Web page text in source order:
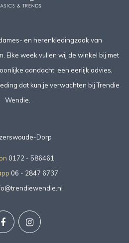
en herenkledingzaak van
Elke week vullen wij de winkel bij met
aandacht, een eerlijk advies,
dat kun je verwachten bij Trendie
Wendie.
Dorp
0172 - 586461
06 - 2847 6737